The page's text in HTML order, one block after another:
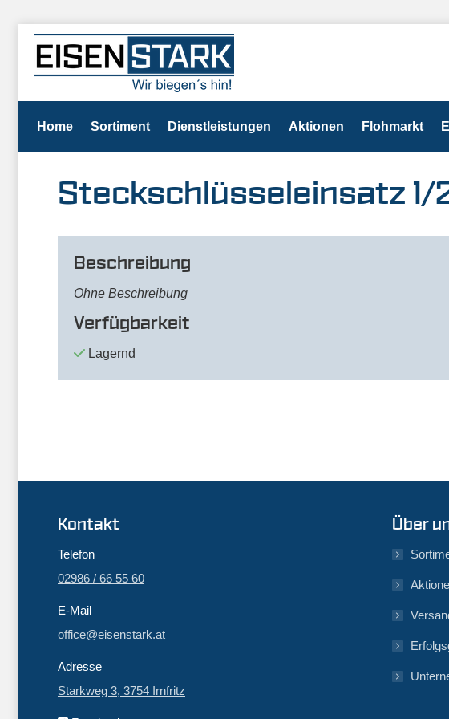
Home Sortiment Dienstleistungen Aktionen Flohmarkt
Steckschlüsseleinsatz 1/
Beschreibung
Ohne Beschreibung
Verfügbarkeit
Lagernd
Kontakt
Telefon
02986 / 66 55 60
E-Mail
office@eisenstark.at
Adresse
Starkweg 3, 3754 Irnfritz
Über